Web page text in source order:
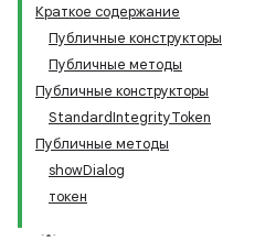
Краткое содержание
Публичные конструкторы
Публичные методы
Публичные конструкторы
StandardIntegrityToken
Публичные методы
showDialog
токен